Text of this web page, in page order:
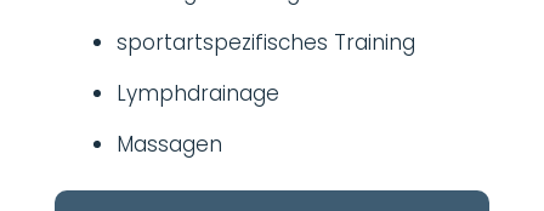
sportartspezifisches Training
Lymphdrainage
Massagen